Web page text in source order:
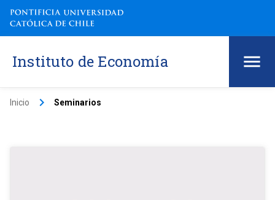
Instituto de Economía
Inicio keyboard_arrow_right Seminarios